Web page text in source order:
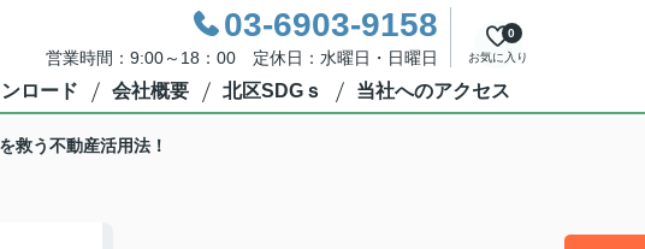
03-6903-9158
営業時間：9:00～18：00 定休日：水曜日・日曜日 お気に入り
0
ロード 会社概要 北区SDGｓ 当社へのアクセス
救う不動産活用法！